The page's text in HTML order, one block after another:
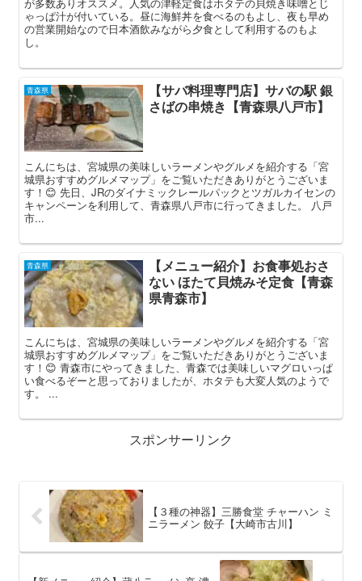
が多数ありオススメ。人気の津軽定食はホタテの貝焼き味噌とじ
ゃっぱ汁が付いている。昼に海鮮丼を食べるのもよし、夜も早め
の営業開始なので日本酒飲みながら夕食として利用するのもよ
し。
青森県
【サバ料理専門店】サバの駅 銀
さばの串焼き【青森県八戸市】
こんにちは、宮城県の美味しいラーメンやグルメを紹介する「宮
城県おすすめグルメマップ」をご覧いただきありがとうございま
す！😊 先日、JRのダイナミックレールパックとツガルカイセンの
キャンペーンを利用して、青森県八戸市に行ってきました。 八戸
市...
青森県
【メニュー紹介】お食事処おさ
ない ほたて貝焼みそ定食【青森
県青森市】
こんにちは、宮城県の美味しいラーメンやグルメを紹介する「宮
城県おすすめグルメマップ」をご覧いただきありがとうございま
す！😊 青森市にやってきました、青森では美味しいマグロいっぱ
い食べるぞーと思っておりましたが、ホタテも大変人気のようで
す。 ...
スポンサーリンク
【３種の神器】三勝食堂 チャーハン ミ
ニラーメン 餃子【大崎市古川】